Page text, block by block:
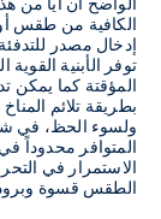
الكافية من طقس
إدخال مصدر
توفر الأبنية
المؤقتة كما يمكن
بطريقة تلائم
المتوافر محدوداً
الاستمرار في
الطقس قسوة